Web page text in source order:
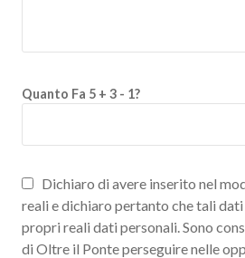
Quanto Fa 5 + 3 - 1?
Dichiaro di avere inserito nel
reali e dichiaro pertanto che tali
propri reali dati personali. Sono
di Oltre il Ponte perseguire nelle